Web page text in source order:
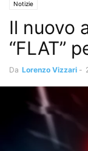
Notizie
Il nuovo
“FLAT”
Da Lorenzo Vizzari -